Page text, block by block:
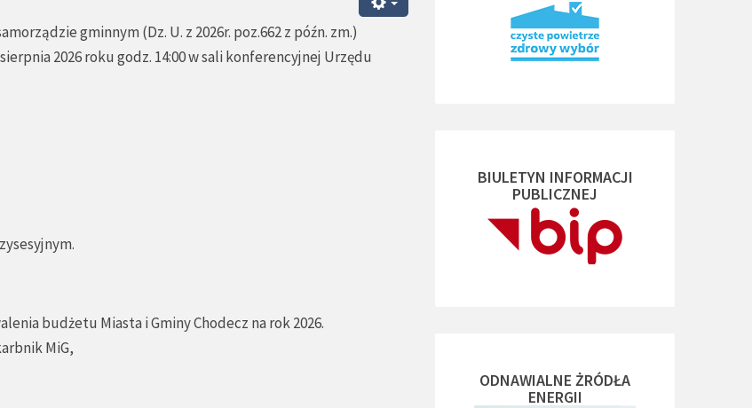
gminnym (Dz. U. z 2026r. poz.662 z późn. zm.)
2026 roku godz. 14:00 w sali konferencyjnej Urzędu
budżetu Miasta i Gminy Chodecz na rok 2026.
MiG,
BIULETYN INFORMACJI
PUBLICZNEJ
ODNAWIALNE ŻRÓDŁA
ENERGII